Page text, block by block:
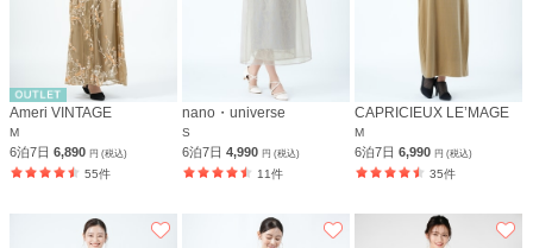
Ameri VINTAGE
M
6泊7日 6,890 円 (税込)
55件
nano・universe
S
6泊7日4,990円 (税込)
11件
CAPRICIEUX LE’MAGE
M
6泊7日6,990円 (税込)
35件